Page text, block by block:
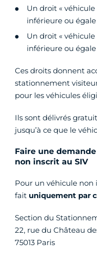
Un droit «
inférieure ou
Un droit «
inférieure ou
Ces droits donnent
stationnement
pour les véhicules
Ils sont délivrés
jusqu’à ce que le
Faire une
non inscrit au SIV
Pour un véhicule non
fait uniquement par
Section du
22, rue du Château
75013 Paris